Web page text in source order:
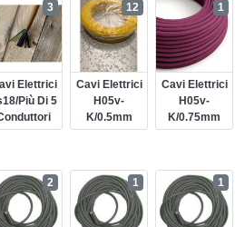
Elettrici
più Di 5
3
Cavi Elettrici
H05v-
K/0.5mm
12
Cavi Elettrici
H05v-
K/0.75mm
1
2 1 1